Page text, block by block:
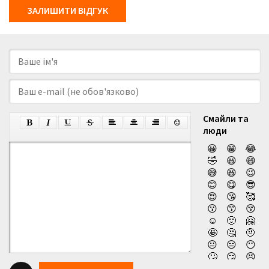
ЗАЛИШИТИ ВІДГУК
Смайли та
люди
😀
😁
😂
🤣
😃
😄
😅
😆
😉
😊
😋
😎
😍
😘
🥰
😗
😙
😚
☺️
🙂
🤗
🤩
🤔
🤨
😐
😑
😶
🙄
😏
😣